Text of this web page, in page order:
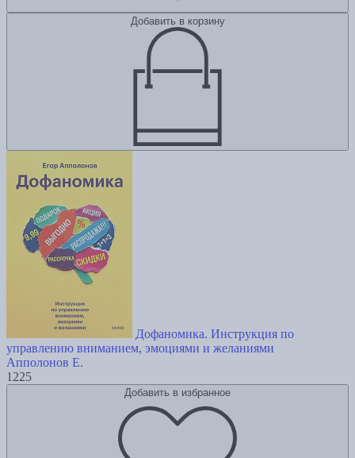
Добавить в корзину
Дофаномика. Инструкция по
управлению вниманием, эмоциями и желаниями
Апполонов Е.
1225
Добавить в избранное